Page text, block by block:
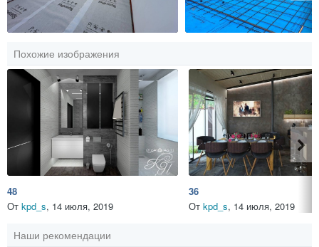
Похожие изображения
48
От kpd_s, 14 июля, 2019
36
От kpd_s, 14 июля, 2019
Наши рекомендации